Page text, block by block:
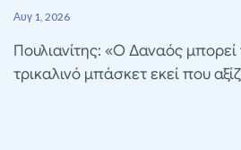
Αυγ 1, 2026
Πουλιανίτης: «Ο Δαναός
τρικαλινό μπάσκετ εκεί που